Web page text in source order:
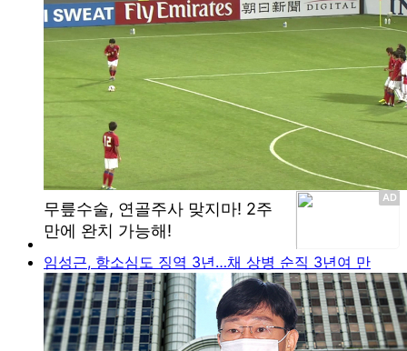
임성근, 항소심도 징역 3년…채 상병 순직 3년여 만